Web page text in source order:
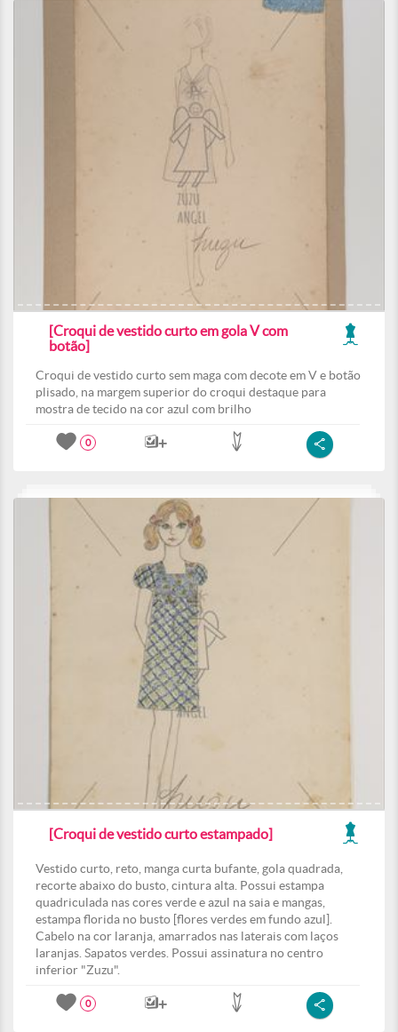
[Croqui de vestido curto em gola V com
botão]
Croqui de vestido curto sem maga com decote em V e botão
plisado, na margem superior do croqui destaque para
mostra de tecido na cor azul com brilho
0
[Croqui de vestido curto estampado]
Vestido curto, reto, manga curta bufante, gola quadrada,
recorte abaixo do busto, cintura alta. Possui estampa
quadriculada nas cores verde e azul na saia e mangas,
estampa florida no busto [flores verdes em fundo azul].
Cabelo na cor laranja, amarrados nas laterais com laços
laranjas. Sapatos verdes. Possui assinatura no centro
inferior "Zuzu".
0